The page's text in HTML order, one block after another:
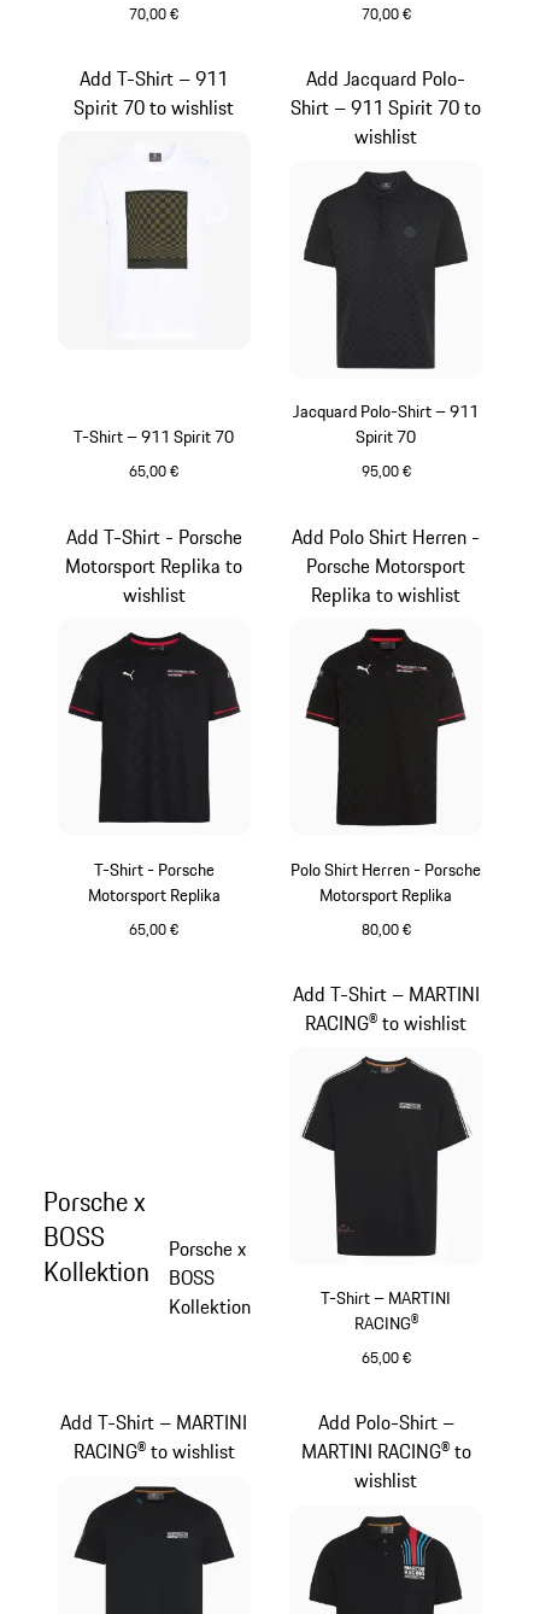
70,00 € 70,00 €
T-Shirt – 911 Spirit 70
65,00 €
Add T-Shirt – 911
Spirit 70 to wishlist
Jacquard Polo-Shirt – 911
Spirit 70
95,00 €
Add Jacquard Polo-
Shirt – 911 Spirit 70 to
wishlist
T-Shirt - Porsche
Motorsport Replika
65,00 €
Add T-Shirt - Porsche
Motorsport Replika to
wishlist
Polo Shirt Herren - Porsche
Motorsport Replika
80,00 €
Add Polo Shirt Herren -
Porsche Motorsport
Replika to wishlist
Porsche x
BOSS
Kollektion
Porsche x
BOSS
Kollektion
T-Shirt – MARTINI
RACING®
65,00 €
Add T-Shirt – MARTINI
RACING® to wishlist
Add T-Shirt – MARTINI
RACING® to wishlist
Add Polo-Shirt –
MARTINI RACING® to
wishlist